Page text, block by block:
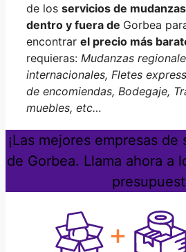
de los servicios de
dentro y fuera de Gorbea
encontrar el precio más
requieras: Mudanzas
internacionales, Fletes
de encomiendas, Bodegaje,
muebles, etc…
¡Las mejores empresas
de Gorbea. Llama ahora a